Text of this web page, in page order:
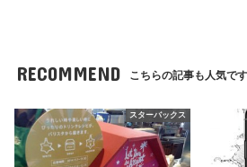
RECOMMEND こちらの記事も人気です
スターバックス